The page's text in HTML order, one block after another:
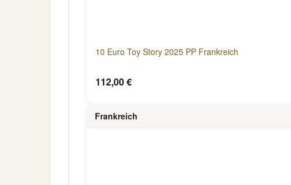
10 Euro Toy Story 2025 PP Frankreich
112,00 €
Frankreich